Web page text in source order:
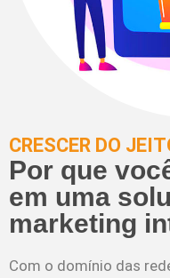
CRESCER DO
Por que
em uma
marketing
Com o domínio das